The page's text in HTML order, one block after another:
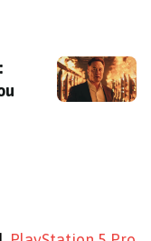
Microsoft viní EU,